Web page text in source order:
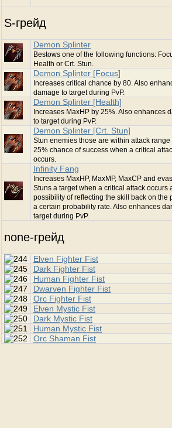
S-грейд
Demon Splinter
Bestows one of the following functions:
Health or Crt. Stun.
Demon Splinter [Focus]
Increases critical chance by 80. Also
damage to target during PvP.
Demon Splinter [Health]
Increases MaxHP by 25%. Also enhances
to target during PvP.
Demon Splinter [Crt. Stun]
Stun enemies those are within attack range
25% chance of success when a critical
occurs.
Infinity Fang
Increases MaxHP, MaxMP, MaxCP and
Stuns a target when a critical attack occurs
possibility of reflecting the skill back on the
a certain probability rate. Also enhances
target during PvP.
none-грейд
Elven Fighter Fist
Dark Fighter Fist
Human Fighter Fist
Dwarven Fighter Fist
Orc Fighter Fist
Elven Mystic Fist
Dark Mystic Fist
Human Mystic Fist
Orc Shaman Fist